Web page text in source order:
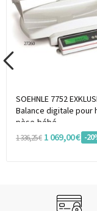
SOEHNLE 7752
Balance digitale pour
pèse-bébé...
1 336,25 € 1 069,00 € -